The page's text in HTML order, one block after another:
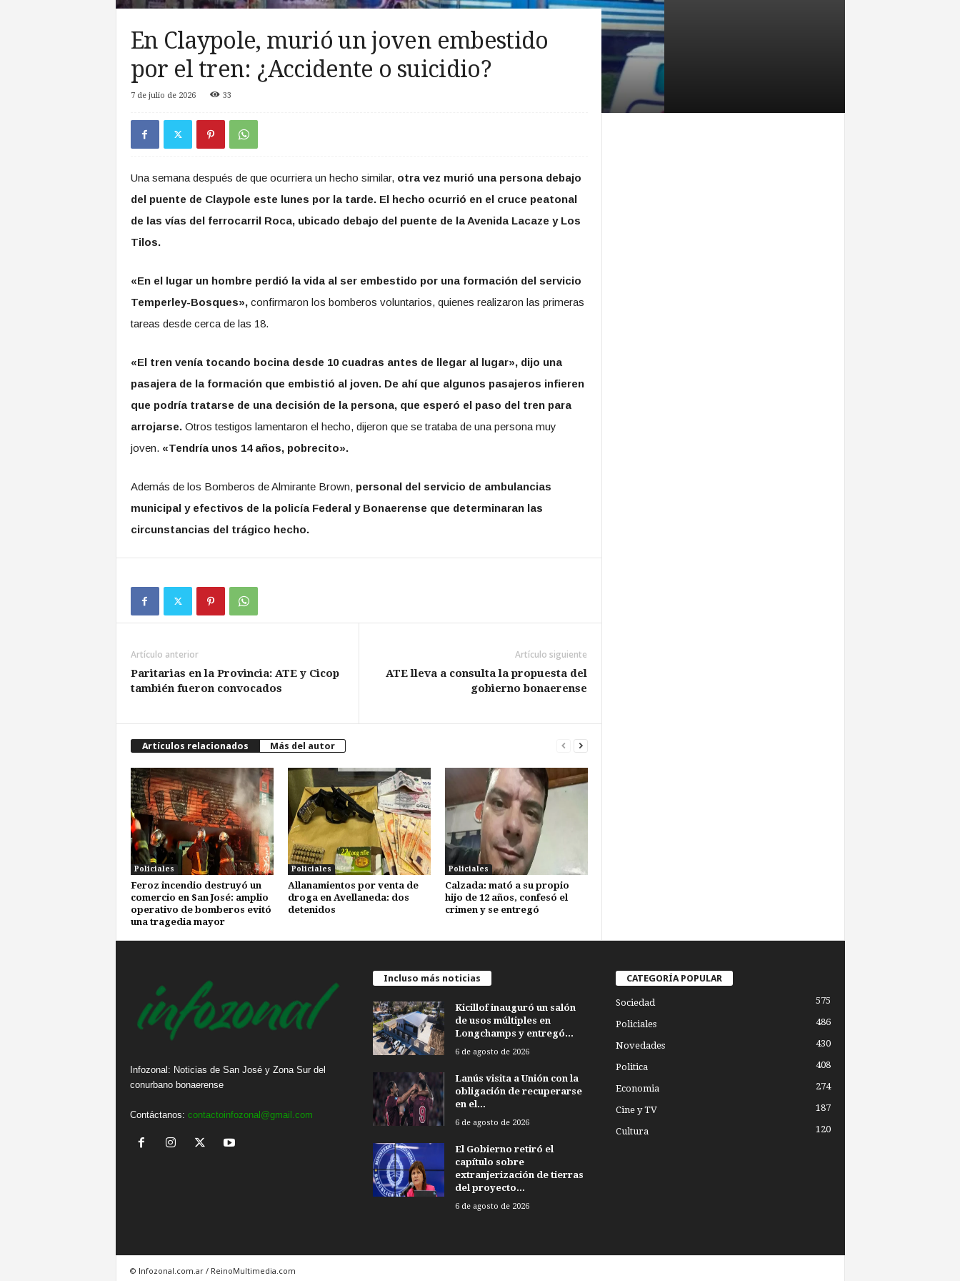
En Claypole, murió un joven embestido
por el tren: ¿Accidente o suicidio?
7 de julio de 2026 33
Una semana después de que ocurriera un hecho similar, otra vez murió una persona debajo
del puente de Claypole este lunes por la tarde. El hecho ocurrió en el cruce peatonal
de las vías del ferrocarril Roca, ubicado debajo del puente de la Avenida Lacaze y Los
Tilos.
«En el lugar un hombre perdió la vida al ser embestido por una formación del servicio
Temperley-Bosques»,confirmaron los bomberos voluntarios, quienes realizaron las primeras
tareas desde cerca de las 18.
«El tren venía tocando bocina desde 10 cuadras antes de llegar al lugar», dijo una
pasajera de la formación que embistió al joven. De ahí que algunos pasajeros infieren
que podría tratarse de una decisión de la persona, que esperó el paso del tren para
arrojarse. Otros testigos lamentaron el hecho, dijeron que se trataba de una persona muy
joven. «Tendría unos 14 años, pobrecito».
Además de los Bomberos de Almirante Brown, personal del servicio de ambulancias
municipal y efectivos de la policía Federal y Bonaerense que determinaran las
circunstancias del trágico hecho.
Artículo anterior
Paritarias en la Provincia: ATE y Cicop
también fueron convocados
Artículo siguiente
ATE lleva a consulta la propuesta del
gobierno bonaerense
Artículos relacionados Más del autor
Policiales
Feroz incendio destruyó un
comercio en San José: amplio
operativo de bomberos evitó
una tragedia mayor
Policiales
Allanamientos por venta de
droga en Avellaneda: dos
detenidos
Policiales
Calzada: mató a su propio
hijo de 12 años, confesó el
crimen y se entregó
Infozonal: Noticias de San José y Zona Sur del
conurbano bonaerense
Contáctanos: contactoinfozonal@gmail.com
Incluso más noticias
Kicillof inauguró un salón
de usos múltiples en
Longchamps y entregó...
6 de agosto de 2026
Lanús visita a Unión con la
obligación de recuperarse
en el...
6 de agosto de 2026
El Gobierno retiró el
capítulo sobre
extranjerización de tierras
del proyecto...
6 de agosto de 2026
CATEGORÍA POPULAR
Sociedad 575
Policiales 486
Novedades 430
Politica 408
Economia 274
Cine y TV 187
Cultura 120
© Infozonal.com.ar / ReinoMultimedia.com